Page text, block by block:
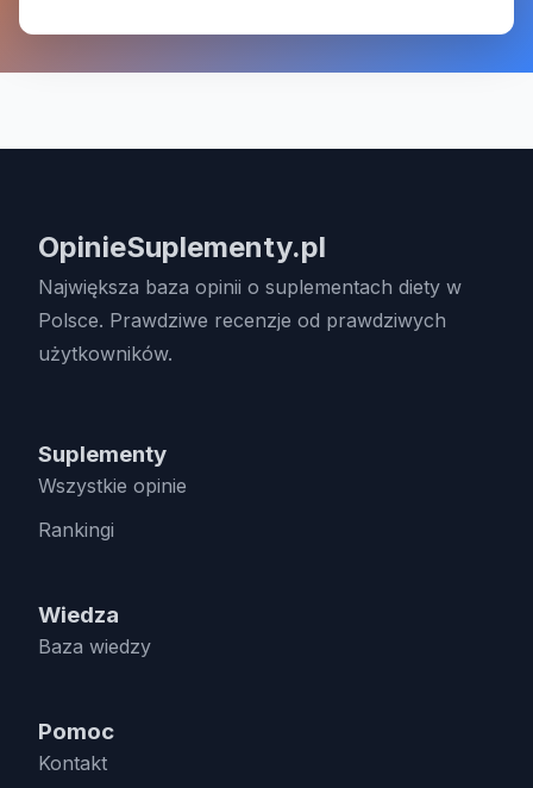
OpinieSuplementy.pl
Największa baza opinii o suplementach diety w
Polsce. Prawdziwe recenzje od prawdziwych
użytkowników.
Suplementy
Wszystkie opinie
Rankingi
Wiedza
Baza wiedzy
Pomoc
Kontakt